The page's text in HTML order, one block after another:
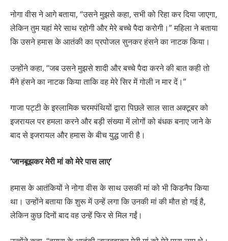
नोगा वीस ने आगे बताया, “उसने मुझसे कहा, सभी को रिहा कर दिया जाएगा,
लेकिन तुम यहां मेरे साथ रहोगी और मेरे बच्चे पैदा करोगी।” महिला ने बताया
कि उसने हमास के आतंकी का प्रपोजल सुनकर हंसने का नाटक किया।
उन्होंने कहा, “जब उसने मुझसे शादी और बच्चे पैदा करने की बात कही तो
मैंने हंसने का नाटक किया ताकि वह मेरे सिर में गोली न मार दें।”
गाजा पट्टी के इस्लामिक चरमपंथियों द्वारा पिछले साल सात अक्टूबर को
इजरायल पर हमला करने और बड़ी संख्या में लोगों को बंधक बनाए जाने के
बाद से इजरायल और हमास के बीच युद्ध जारी है।
‘जानबूझकर मेरी मां को मेरे पास लाए’
हमास के आतंकियों ने नोगा वीस के साथ उसकी मां को भी किडनैप किया
था। उन्होंने बताया कि शुरू में उन्हें लगा कि उनकी मां की मौत हो गई है,
लेकिन कुछ दिनों बाद वह उन्हें फिर से मिल गईं।